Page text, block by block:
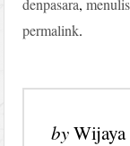
permalink.
by